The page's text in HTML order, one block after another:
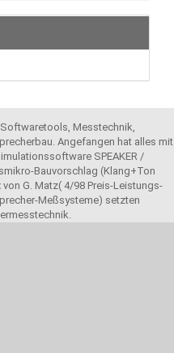
Messtechnik,
Angefangen hat alles mit
SPEAKER /
Bauvorschlag (Klang+Ton
G. Matz( 4/98 Preis-Leistungs-
Meßsysteme) setzten